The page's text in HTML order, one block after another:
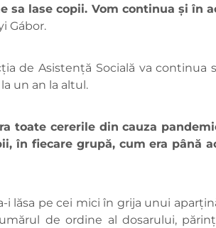
lase copii. Vom continua și în
Gábor.
de Asistență Socială va continua
un an la altul.
toate cererile din cauza
în fiecare grupă, cum era până
lăsa pe cei mici în grija unui
de ordine al dosarului,